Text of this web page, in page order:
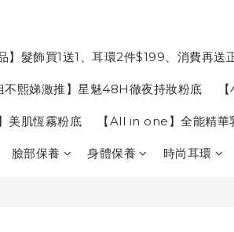
】髮飾買1送1、耳環2件$199、消費再送
熙娣激推】星魅48H徹夜持妝粉底
美肌恆霧粉底 【All in one】全能精華
臉部保養 身體保養 時尚耳環